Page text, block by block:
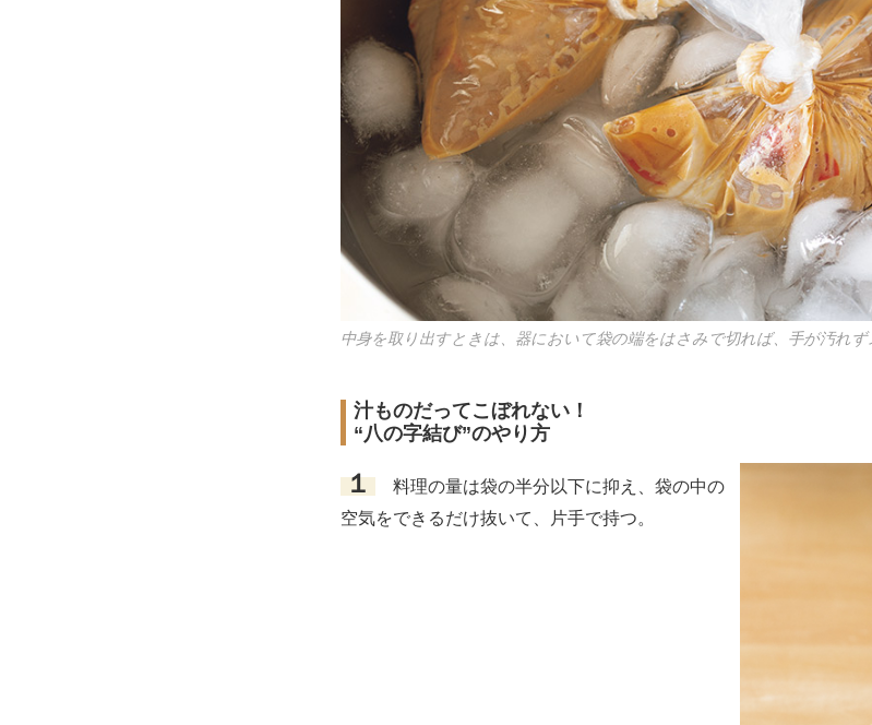
中身を取り出すときは、器において袋の端をはさみで切れば、手が汚れ
汁ものだってこぼれない！
“八の字結び”のやり方
１
料理の量は袋の半分以下に抑え、袋の中の
空気をできるだけ抜いて、片手で持つ。